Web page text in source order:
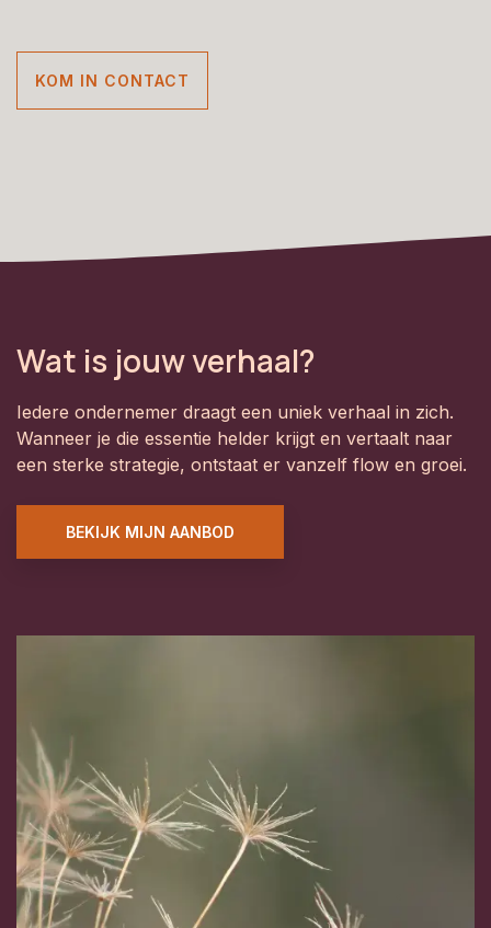
KOM IN CONTACT
Wat is jouw verhaal?
Iedere ondernemer draagt een uniek verhaal in zich.
Wanneer je die essentie helder krijgt en vertaalt naar
een sterke strategie, ontstaat er vanzelf flow en groei.
BEKIJK MIJN AANBOD